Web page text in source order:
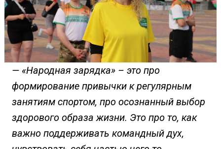
— «Народная зарядка» – это про
формирование привычки к регулярным
занятиям спортом, про осознанный выбор
здорового образа жизни. Это про то, как
важно поддерживать командный дух,